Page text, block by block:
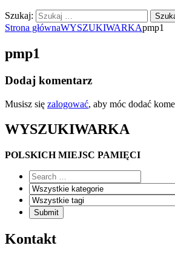
Szukaj:
Strona głównaWYSZUKIWARKApmp1
pmp1
Dodaj komentarz
Musisz się zalogować, aby móc dodać
WYSZUKIWARKA
POLSKICH MIEJSC PAMIĘCI
Kontakt